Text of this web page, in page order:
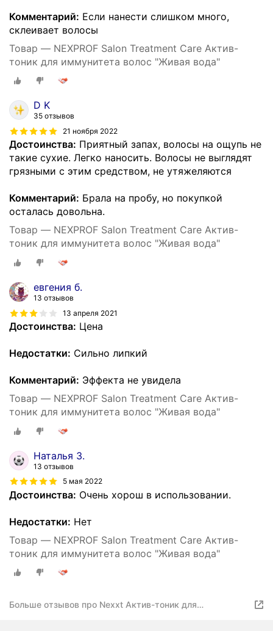
Комментарий: Если нанести слишком много,
склеивает волосы
Товар — NEXPROF Salon Treatment Care Актив-
тоник для иммунитета волос "Живая вода"
D K
35 отзывов
21 ноября 2022
Достоинства: Приятный запах, волосы на ощупь не
такие сухие. Легко наносить. Волосы не выглядят
грязными с этим средством, не утяжеляются
Комментарий: Брала на пробу, но покупкой
осталась довольна.
Товар — NEXPROF Salon Treatment Care Актив-
тоник для иммунитета волос "Живая вода"
евгения б.
13 отзывов
13 апреля 2021
Достоинства: Цена
Недостатки: Сильно липкий
Комментарий: Эффекта не увидела
Товар — NEXPROF Salon Treatment Care Актив-
тоник для иммунитета волос "Живая вода"
Наталья З.
13 отзывов
5 мая 2022
Достоинства: Очень хорош в использовании.
Недостатки: Нет
Товар — NEXPROF Salon Treatment Care Актив-
тоник для иммунитета волос "Живая вода"
Больше отзывов про Nexxt Актив-тоник для